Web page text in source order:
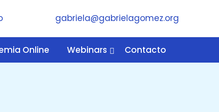
gabriela@gabrielagomez.org
Online Webinars Contacto